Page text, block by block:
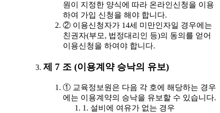
원이 지정한 양식에 따라 온라인신청을 이용
하여 가입 신청을 해야 합니다.
② 이용신청자가 14세 미만인자일 경우에는
친권자(부모, 법정대리인 등)의 동의를 얻어
이용신청을 하여야 합니다.
제 7 조 (이용계약 승낙의 유보)
① 교육정보원은 다음 각 호에 해당하는 경우
에는 이용계약의 승낙을 유보할 수 있습니다.
1. 설비에 여유가 없는 경우